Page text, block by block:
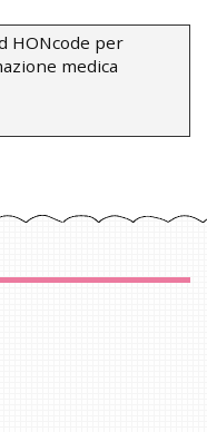
HONcode per
medica